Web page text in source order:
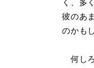
く、多
彼のあ
のかも
何しろ